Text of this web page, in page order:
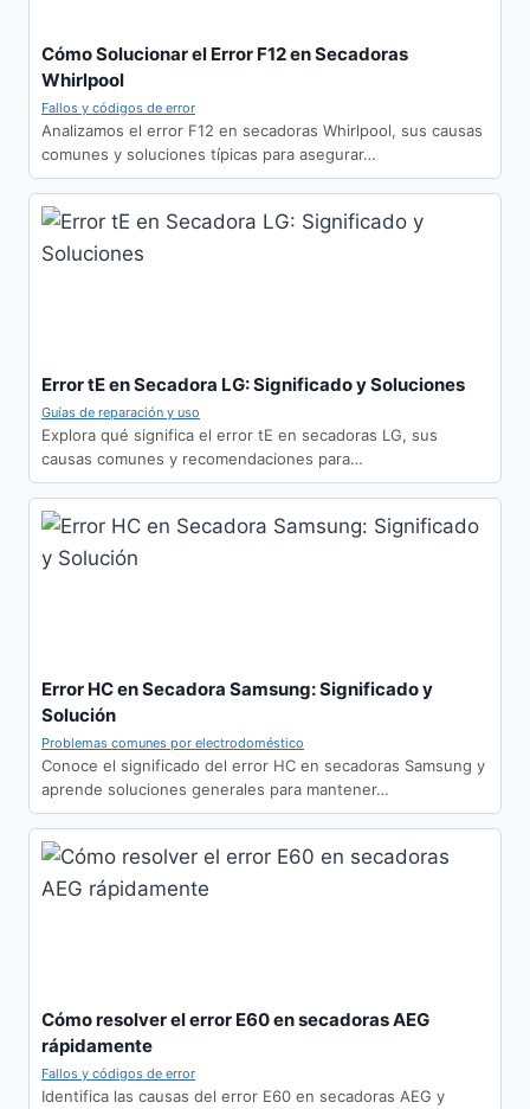
Cómo Solucionar el Error F12 en Secadoras
Whirlpool
Fallos y códigos de error
Analizamos el error F12 en secadoras Whirlpool, sus causas
comunes y soluciones típicas para asegurar…
Error tE en Secadora LG: Significado y Soluciones
Guías de reparación y uso
Explora qué significa el error tE en secadoras LG, sus
causas comunes y recomendaciones para…
Error HC en Secadora Samsung: Significado y
Solución
Problemas comunes por electrodoméstico
Conoce el significado del error HC en secadoras Samsung y
aprende soluciones generales para mantener…
Cómo resolver el error E60 en secadoras AEG
rápidamente
Fallos y códigos de error
Identifica las causas del error E60 en secadoras AEG y